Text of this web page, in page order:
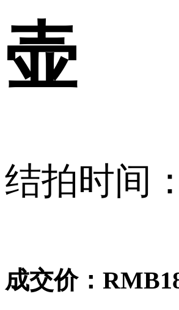
壶
结拍时间：
成交价：RMB